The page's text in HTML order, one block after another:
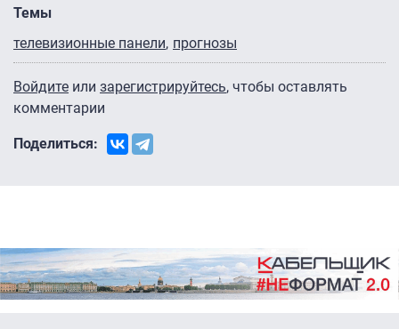
Темы
телевизионные панели прогнозы
Войдите или зарегистрируйтесь, чтобы оставлять
комментарии
Поделиться: